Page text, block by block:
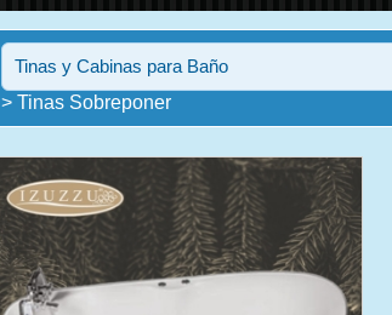
Tinas y Cabinas para Baño
> Tinas Sobreponer